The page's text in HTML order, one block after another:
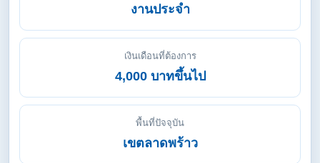
งานประจำ
เงินเดือนที่ต้องการ
4,000 บาทขึ้นไป
พื้นที่ปัจจุบัน
เขตลาดพร้าว